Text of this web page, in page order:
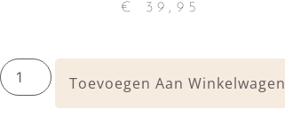
€ 39,95
Toevoegen Aan Winkelwagen